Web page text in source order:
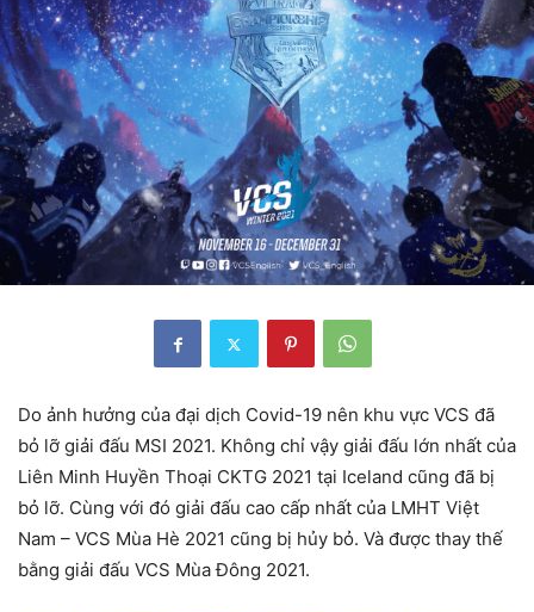
Do ảnh hưởng của đại dịch Covid-19 nên khu vực VCS đã
bỏ lỡ giải đấu MSI 2021. Không chỉ vậy giải đấu lớn nhất của
Liên Minh Huyền Thoại CKTG 2021 tại Iceland cũng đã bị
bỏ lỡ. Cùng với đó giải đấu cao cấp nhất của LMHT Việt
Nam – VCS Mùa Hè 2021 cũng bị hủy bỏ. Và được thay thế
bằng giải đấu VCS Mùa Đông 2021.